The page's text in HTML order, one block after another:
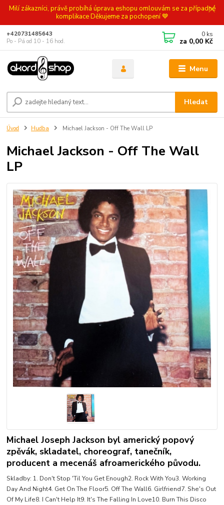
Milí zákazníci, právě probíhá úprava eshopu omlouvám se za případné
komplikace Děkujeme za pochopení 💙
Menu
Hledat
+420731485643
Po - Pá od 10 - 16 hod.
0 ks
za 0,00 Kč
Úvod Hudba Michael Jackson - Off The Wall LP
Michael Jackson - Off The Wall
LP
Michael Joseph Jackson byl americký popový
zpěvák, skladatel, choreograf, tanečník,
producent a mecenáš afroamerického původu.
Skladby: 1. Don't Stop 'Til You Get Enough2. Rock With You3. Working
Day And Night4. Get On The Floor5. Off The Wall6. Girlfriend7. She's Out
Of My Life8. I Can't Help It9. It's The Falling In Love10. Burn This Disco